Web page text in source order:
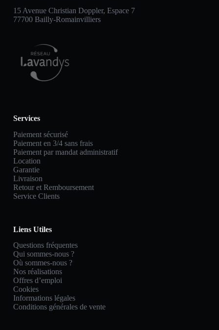
15 Avenue Christian Doppler, Espace 7
77700 Bailly-Romainvilliers
Services
Paiement sécurisé
Paiement en 3/4 sans frais
Paiement par mandat administratif
Location
Garantie
Livraison
Retour et Remboursement
Service Clients
Liens Utiles
Questions fréquentes
Qui sommes-nous ?
Où sommes-nous ?
Nos réalisations
Offres d’emploi
Cookies
Informations légales
Conditions générales de vente